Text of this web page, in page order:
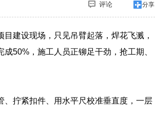
评论 分享
建设现场，只见吊臂起落，焊花飞溅，
50%，施工人员正铆足干劲，抢工期、
拧紧扣件、用水平尺校准垂直度，一层